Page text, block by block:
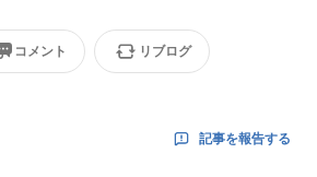
コメント リブログ
記事を報告する